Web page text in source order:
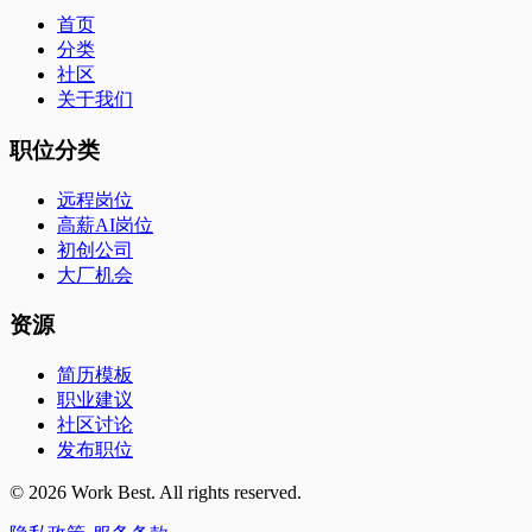
首页
分类
社区
关于我们
职位分类
远程岗位
高薪AI岗位
初创公司
大厂机会
资源
简历模板
职业建议
社区讨论
发布职位
© 2026 Work Best. All rights reserved.